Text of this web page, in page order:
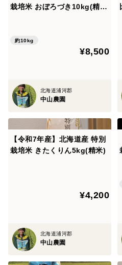
栽培米 おぼろづき10kg(精
約10kg
¥8,500
北海道浦河郡
中山農園
【令和7年産】北海道産 特別
栽培米 きたくりん5kg(精米)
¥4,200
北海道浦河郡
中山農園